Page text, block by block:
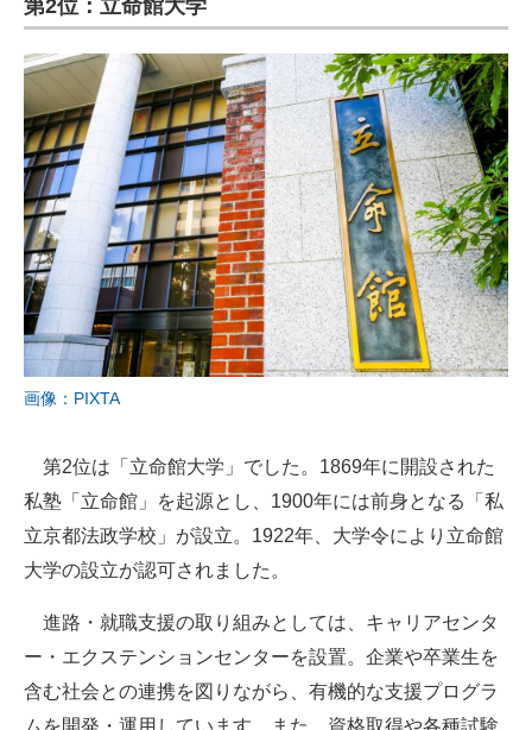
第2位：立命館大学
画像：PIXTA
第2位は「立命館大学」でした。1869年に開設された
私塾「立命館」を起源とし、1900年には前身となる「私
立京都法政学校」が設立。1922年、大学令により立命館
大学の設立が認可されました。
進路・就職支援の取り組みとしては、キャリアセンタ
ー・エクステンションセンターを設置。企業や卒業生を
含む社会との連携を図りながら、有機的な支援プログラ